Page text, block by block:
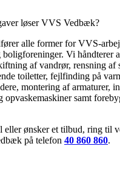
løser VVS Vedbæk?
alle former for VVS-
boligforeninger. Vi håndterer
af vandrør, rensning af
toiletter, fejlfinding på
montering af armaturer,
opvaskemaskiner samt
eller ønsker et tilbud, ring til
på telefon 40 860 860.